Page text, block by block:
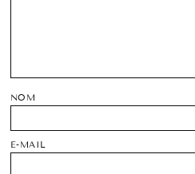
NOM
E-MAIL